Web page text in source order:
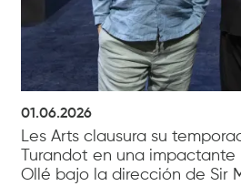
01.06.2026
Les Arts clausura su
Turandot en una
Ollé bajo la dirección de Sir